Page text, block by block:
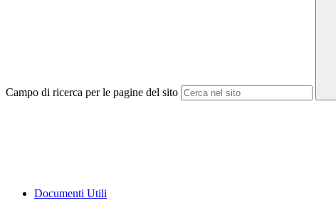
Campo di ricerca per le pagine del sito
Documenti Utili